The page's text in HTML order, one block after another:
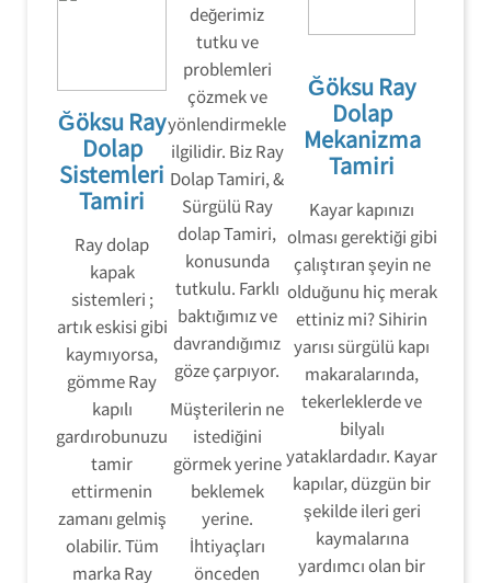
Ğöksu Ray
Dolap
Sistemleri
Tamiri
Ray dolap
kapak
sistemleri ;
artık eskisi gibi
kaymıyorsa,
gömme Ray
kapılı
gardırobunuzu
tamir
ettirmenin
zamanı gelmiş
olabilir. Tüm
marka Ray
değerimiz
tutku ve
problemleri
çözmek ve
yönlendirmekle
ilgilidir. Biz Ray
Dolap Tamiri, &
Sürgülü Ray
dolap Tamiri,
konusunda
tutkulu. Farklı
baktığımız ve
davrandığımız
göze çarpıyor.
Müşterilerin ne
istediğini
görmek yerine
beklemek
yerine.
İhtiyaçları
önceden
Ğöksu Ray
Dolap
Mekanizma
Tamiri
Kayar kapınızı
olması gerektiği gibi
çalıştıran şeyin ne
olduğunu hiç merak
ettiniz mi? Sihirin
yarısı sürgülü kapı
makaralarında,
tekerleklerde ve
bilyalı
yataklardadır. Kayar
kapılar, düzgün bir
şekilde ileri geri
kaymalarına
yardımcı olan bir